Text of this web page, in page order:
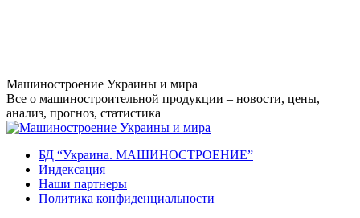
Перейти
к
содержанию
Машиностроение Украины и мира
Все о машиностроительной продукции – новости, цены,
анализ, прогноз, статистика
БД “Украина. МАШИНОСТРОЕНИЕ”
Индекcация
Наши партнеры
Политика конфиденциальности